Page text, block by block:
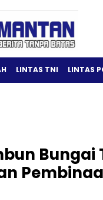
LINTAS TNI LINTAS